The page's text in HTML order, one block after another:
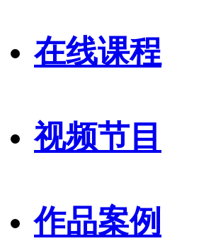
在线课程
视频节目
作品案例